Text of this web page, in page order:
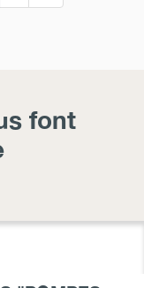
font